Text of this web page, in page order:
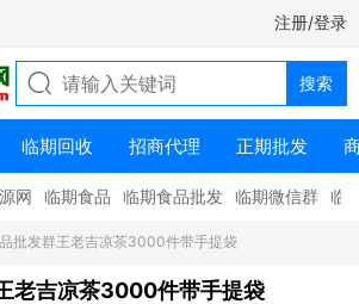
注册/登录
临期回收 招商代理 正期批发
网 临期食品 临期食品批发 临期微信群 临
批发群王老吉凉茶3000件带手提袋
老吉凉茶3000件带手提袋